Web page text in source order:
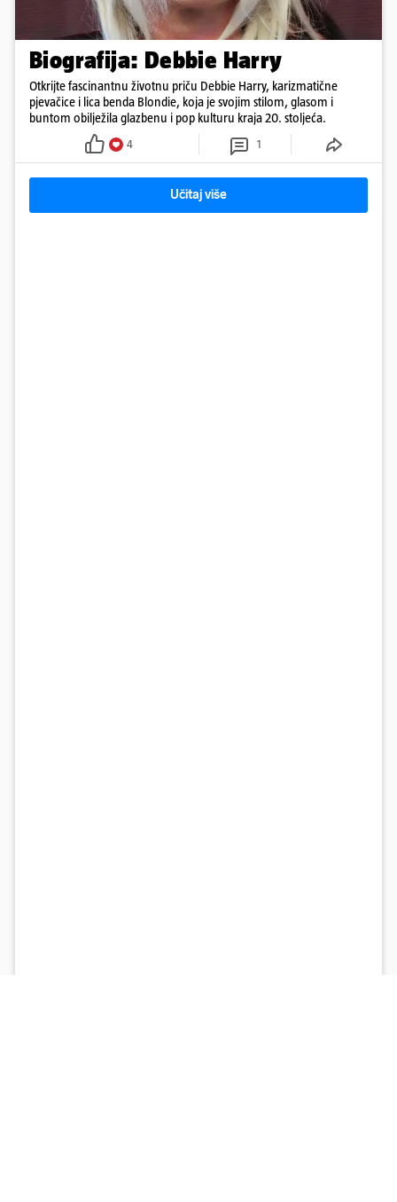
Biografija: Debbie Harry
Otkrijte fascinantnu životnu priču Debbie Harry, karizmatične
pjevačice i lica benda Blondie, koja je svojim stilom, glasom i
buntom obilježila glazbenu i pop kulturu kraja 20. stoljeća.
4 1
Učitaj više